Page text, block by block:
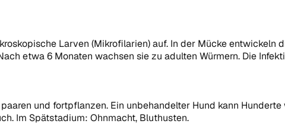
Larven (Mikrofilarien) auf. In der Mücke entwickeln
etwa 6 Monaten wachsen sie zu adulten Würmern. Die
und fortpflanzen. Ein unbehandelter Hund kann
Im Spätstadium: Ohnmacht, Bluthusten.